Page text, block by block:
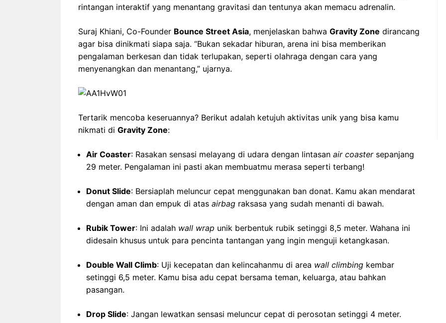
rintangan interaktif yang menantang gravitasi dan tentunya akan memacu adrenalin.
Suraj Khiani, Co-Founder Bounce Street Asia, menjelaskan bahwa Gravity Zone dirancang
agar bisa dinikmati siapa saja. “Bukan sekadar hiburan, arena ini bisa memberikan
pengalaman berkesan dan tidak terlupakan, seperti olahraga dengan cara yang
menyenangkan dan menantang,” ujarnya.
Tertarik mencoba keseruannya? Berikut adalah ketujuh aktivitas unik yang bisa kamu
nikmati di Gravity Zone:
Air Coaster: Rasakan sensasi melayang di udara dengan lintasan air coastersepanjang
29 meter. Pengalaman ini pasti akan membuatmu merasa seperti terbang!
Donut Slide: Bersiaplah meluncur cepat menggunakan ban donat. Kamu akan mendarat
dengan aman dan empuk di atas airbag raksasa yang sudah menanti di bawah.
Rubik Tower: Ini adalah wall wrap unik berbentuk rubik setinggi 8,5 meter. Wahana ini
didesain khusus untuk para pencinta tantangan yang ingin menguji ketangkasan.
Double Wall Climb: Uji kecepatan dan kelincahanmu di area wall climbing kembar
setinggi 6,5 meter. Kamu bisa adu cepat bersama teman, keluarga, atau bahkan
pasangan.
Drop Slide: Jangan lewatkan sensasi meluncur cepat di perosotan setinggi 4 meter.